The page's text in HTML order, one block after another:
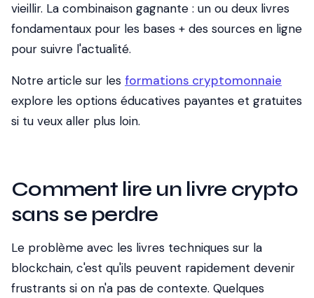
vieillir. La combinaison gagnante : un ou deux livres
fondamentaux pour les bases + des sources en ligne
pour suivre l'actualité.
Notre article sur les formations cryptomonnaie
explore les options éducatives payantes et gratuites
si tu veux aller plus loin.
Comment lire un livre crypto
sans se perdre
Le problème avec les livres techniques sur la
blockchain, c'est qu'ils peuvent rapidement devenir
frustrants si on n'a pas de contexte. Quelques